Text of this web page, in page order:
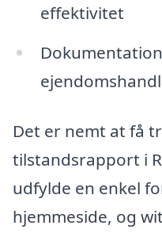
effektivitet
Det er nemt at få
tilstandsrapport i
udfylde en enkel
hjemmeside, og